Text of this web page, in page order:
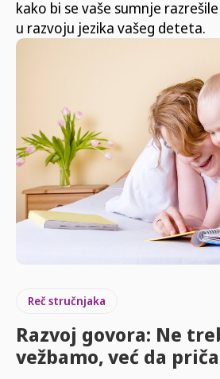
kako bi se vaše sumnje
u razvoju jezika vašeg deteta.
Reč stručnjaka
Razvoj govora: Ne
vežbamo, već da